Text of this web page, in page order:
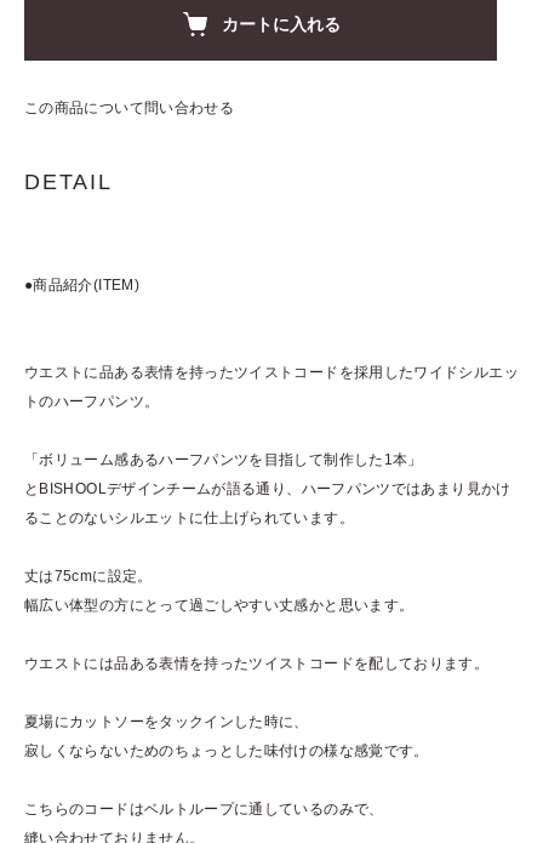
カートに入れる
この商品について問い合わせる
DETAIL
●商品紹介(ITEM)
ウエストに品ある表情を持ったツイストコードを採用したワイドシルエッ
トのハーフパンツ。
「ボリューム感あるハーフパンツを目指して制作した1本」
とBISHOOLデザインチームが語る通り、ハーフパンツではあまり見かけ
ることのないシルエットに仕上げられています。
丈は75cmに設定。
幅広い体型の方にとって過ごしやすい丈感かと思います。
ウエストには品ある表情を持ったツイストコードを配しております。
夏場にカットソーをタックインした時に、
寂しくならないためのちょっとした味付けの様な感覚です。
こちらのコードはベルトループに通しているのみで、
縫い合わせておりません。